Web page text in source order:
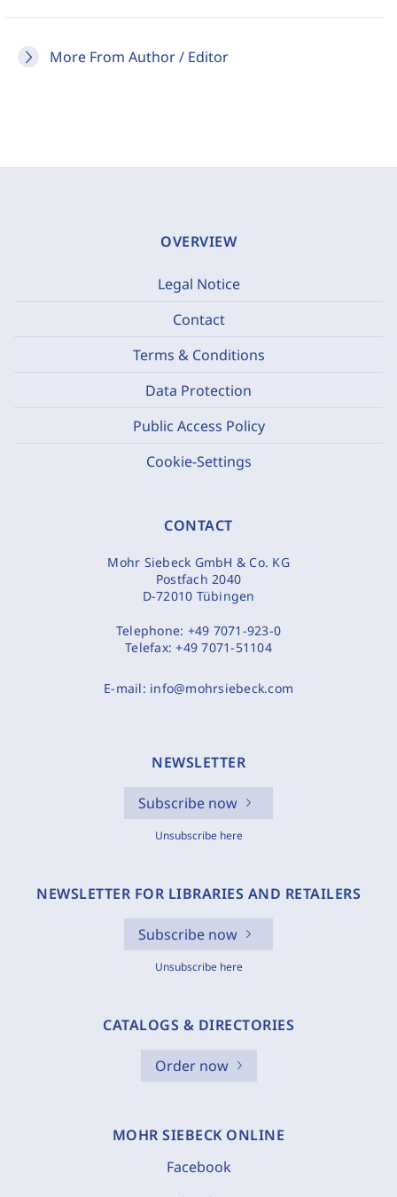
More From Author / Editor
OVERVIEW
Legal Notice
Contact
Terms & Conditions
Data Protection
Public Access Policy
Cookie-Settings
CONTACT
Mohr Siebeck GmbH & Co. KG
Postfach 2040
D-72010 Tübingen
Telephone: +49 7071-923-0
Telefax:+49 7071-51104
E-mail: info@mohrsiebeck.com
NEWSLETTER
Subscribe now
Unsubscribe here
NEWSLETTER FOR LIBRARIES AND RETAILERS
Subscribe now
Unsubscribe here
CATALOGS & DIRECTORIES
Order now
MOHR SIEBECK ONLINE
Facebook